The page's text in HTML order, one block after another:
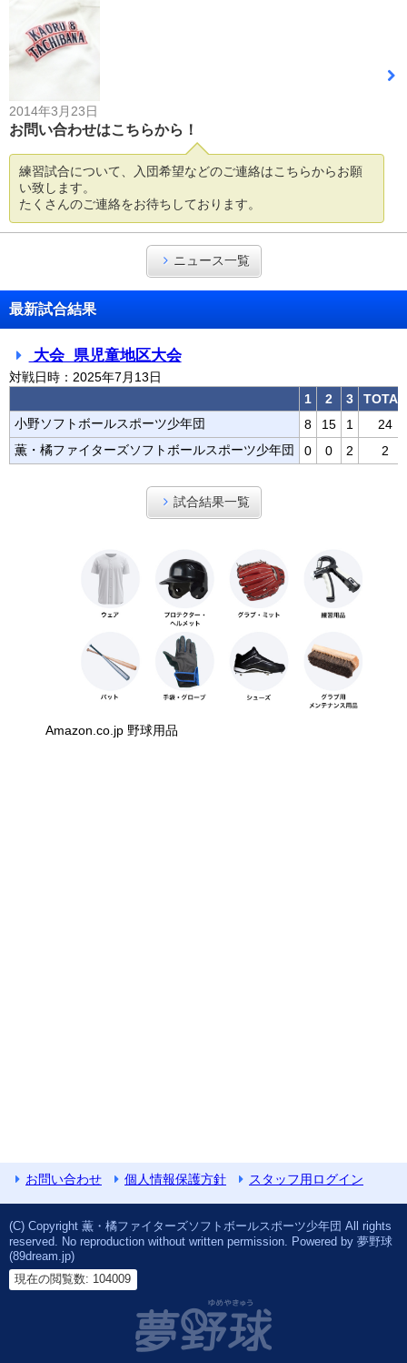
2014年3月23日
お問い合わせはこちらから！
練習試合について、入団希望などのご連絡はこちらからお願
い致します。
たくさんのご連絡をお待ちしております。
ニュース一覧
最新試合結果
大会 県児童地区大会
対戦日時：2025年7月13日
1
2 3
TOTAL
小野ソフトボールスポーツ少年団
8 15 1
24
薫・橘ファイターズソフトボールスポーツ少年団
0 0 2 2
試合結果一覧
Amazon.co.jp 野球用品
お問い合わせ 個人情報保護方針 スタッフ用ログイン
(C) Copyright 薫・橘ファイターズソフトボールスポーツ少年団 All rights
reserved. No reproduction without written permission. Powered by 夢野球
(89dream.jp)
現在の閲覧数: 104009